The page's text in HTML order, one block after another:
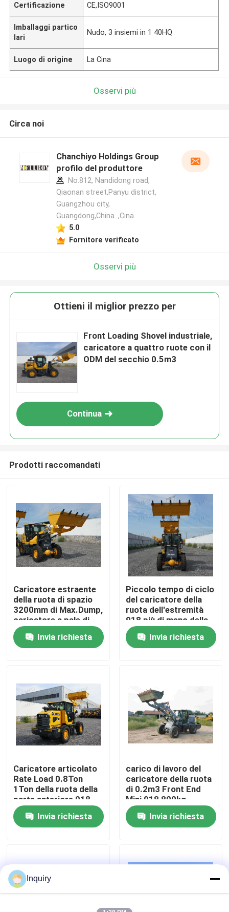
Casa
Prodotti
Giro della fabbrica
Controllo di qualità
Contattici
Notizie
Macchina del caricatore della ruota
Caricatori compatti della ruota
Certificazione CE,ISO9001
Imballaggi partico
lari
Nudo, 3 insiemi in 1 40HQ
Luogo di origine La Cina
Osservi più
Circa noi
Chanchiyo Holdings Group
profilo del produttore
No.812, Nandidong road,
Qiaonan street,Panyu district,
Guangzhou city,
Guangdong,China. ,Cina
5.0
Fornitore verificato
Osservi più
Ottieni il miglior prezzo per
Front Loading Shovel industriale,
caricatore a quattro ruote con il
ODM del secchio 0.5m3
Continua
Prodotti raccomandati
Caricatore estraente
della ruota di spazio
3200mm di Max.Dump,
caricatore a pale di
carico del compatto
meccanico della leva
di comando
Invia richiesta
Piccolo tempo di ciclo
del caricatore della
ruota dell'estremità
918 più di meno della
fase II di 7s UE
Invia richiesta
Caricatore articolato
Rate Load 0.8Ton
1Ton della ruota della
parte anteriore 918
Invia richiesta
carico di lavoro del
caricatore della ruota
di 0.2m3 Front End
Mini 918 800kg
1000kg
Invia richiesta
Inquiry